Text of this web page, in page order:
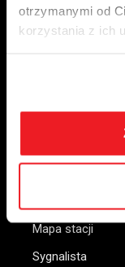
otrzymanymi od
korzystania z ich
Mapa stacji
Sygnalista